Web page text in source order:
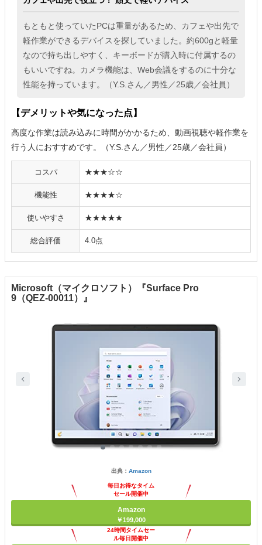
もともと使っていたPCは重量があるため、カフェや出先で
軽作業ができるデバイスを探していました。約600gと軽量
なので持ち出しやすく、キーボードが購入時に付属するの
もいいですね。カメラ機能は、Web会議をするのに十分な
性能を持っています。（Y.S.さん／男性／25歳／会社員）
【デメリットや気になった点】
高度な作業は読み込みに時間がかかるため、動画視聴や軽作業を
行う人におすすめです。（Y.S.さん／男性／25歳／会社員）
コスパ ★★★☆☆
機能性 ★★★★☆
使いやすさ ★★★★★
総合評価 4.0点
Microsoft（マイクロソフト）『Surface Pro
9（QEZ-00011）』
出典： Amazon
毎日お得なタイム
セール開催中
Amazon
￥199,000
24時間タイムセー
ル毎日開催中